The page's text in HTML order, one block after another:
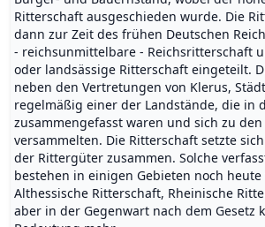
Ritterschaft ausgeschieden wurde. Die
dann zur Zeit des frühen Deutschen
- reichsunmittelbare - Reichsritterschaft
oder landsässige Ritterschaft eingeteilt.
neben den Vertretungen von Klerus,
regelmäßig einer der Landstände, die in
zusammengefasst waren und sich zu
versammelten. Die Ritterschaft setzte
der Rittergüter zusammen. Solche
bestehen in einigen Gebieten noch heute
Althessische Ritterschaft, Rheinische
aber in der Gegenwart nach dem Gesetz